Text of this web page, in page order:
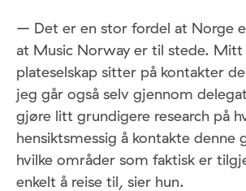
– Det er en stor fordel at Norge
at Music Norway er til stede. Mitt
plateselskap sitter på kontakter
jeg går også selv gjennom
gjøre litt grundigere research på
hensiktsmessig å kontakte denne
hvilke områder som faktisk er
enkelt å reise til, sier hun.